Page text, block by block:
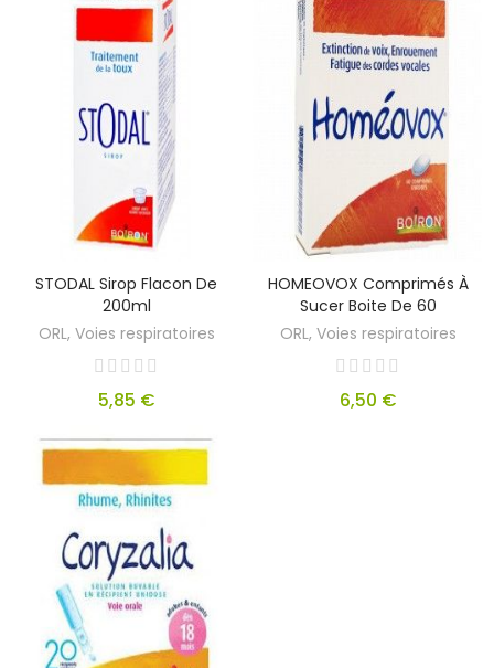
STODAL Sirop Flacon De
200ml
ORL, Voies respiratoires
5,85 €
HOMEOVOX Comprimés À
Sucer Boite De 60
ORL, Voies respiratoires
6,50 €